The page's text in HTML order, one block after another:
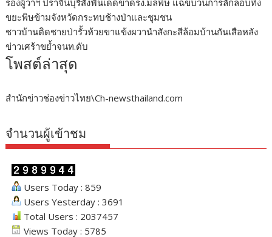
ขยะพิษข้ามจังหวัดกระทบช้างป่าและชุมชน
ชาวบ้านติดชายป่ารั้วห้วยขาแข้งผวานำสังกะสีล้อมบ้านกันเสือหลัง
ข่าวเศร้าขย้ำจนท.ดับ
โพสต์ล่าสุด
สำนักข่าวช่องข่าวไทย\Ch-newsthailand.com
จำนวนผู้เข้าชม
Users Today : 859
Users Yesterday : 3691
Total Users : 2037457
Views Today : 5785